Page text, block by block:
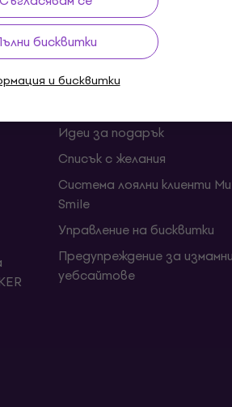
бисквитки
и бисквитки
Полезни линкове
FAQ - Често задавани
Muziker Блог
Идеи за подарък
Списък с желания
Система лоялни клиенти
Smile
Управление на бисквитки
Предупреждение за
уебсайтове